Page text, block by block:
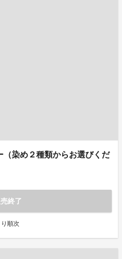
染め２種類からお選びくだ
終了
順次